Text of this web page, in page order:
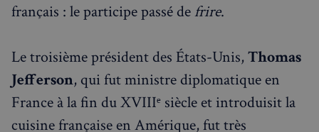
français : le participe passé defrire.
Le troisième président des États-Unis,Thomas
Jefferson, qui fut ministre diplomatique en
France à la fin du XVIIIᵉ siècle et introduisit la
cuisine française en Amérique, fut très